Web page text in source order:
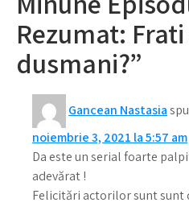
Rezumat:
dusmani?”
Gancean Nastasia
noiembrie 3, 2021 la 5:57 am
Da este un serial foarte
adevărat !
Felicitări actorilor sunt